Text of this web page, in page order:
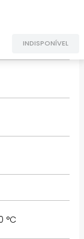
INDISPONÍVEL
°C